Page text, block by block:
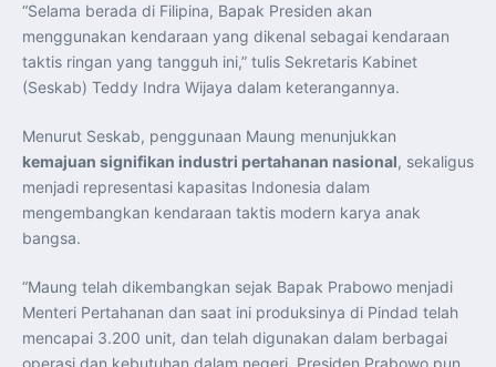
Kemitraan ASEAN–Kanada Perkuat Ketahanan Ekonomi,
Pangan, dan Energi Kawasan
ASEAN dan India Perkuat Ketahanan Kawasan lewat
Kerja Sama Maritim, Ekonomi, dan Kesehatan
BI Pertahankan BI-Rate 5,75 Persen untuk Jaga
Stabilitas dan Dukung Pertumbuhan Ekonomi
Gratis
“Selama berada di Filipina, Bapak Presiden akan
menggunakan kendaraan yang dikenal sebagai kendaraan
taktis ringan yang tangguh ini,” tulis Sekretaris Kabinet
(Seskab) Teddy Indra Wijaya dalam keterangannya.
Menurut Seskab, penggunaan Maung menunjukkan
kemajuan signifikan industri pertahanan nasional, sekaligus
menjadi representasi kapasitas Indonesia dalam
mengembangkan kendaraan taktis modern karya anak
bangsa.
“Maung telah dikembangkan sejak Bapak Prabowo menjadi
Menteri Pertahanan dan saat ini produksinya di Pindad telah
mencapai 3.200 unit, dan telah digunakan dalam berbagai
operasi dan kebutuhan dalam negeri. Presiden Prabowo pun